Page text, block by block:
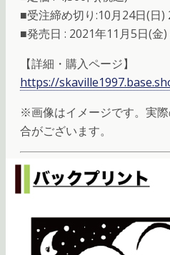
■受注締め切り:10月24日(日)
■発売日 : 2021年11月5日(金
【詳細・購入ページ】
https://
※画像はイメージです。実
合がございます。